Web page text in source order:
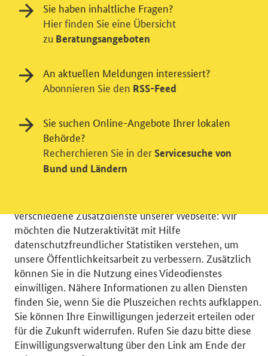
© 2026 Bundesministerium für Wirtschaft und Energie
RSS
Benutzerhinweise
Inhaltsverzeichnis
Impressum
Barrierefreiheit
Datenschutz
Einwilligungsverwaltung
Einwilligung in Tracking und / oder
verschiedene Zusatzdienste unserer Webseite: Wir
möchten die Nutzeraktivität mit Hilfe
datenschutzfreundlicher Statistiken verstehen, um
unsere Öffentlichkeitsarbeit zu verbessern. Zusätzlich
können Sie in die Nutzung eines Videodienstes
einwilligen. Nähere Informationen zu allen Diensten
finden Sie, wenn Sie die Pluszeichen rechts aufklappen.
Sie können Ihre Einwilligungen jederzeit erteilen oder
für die Zukunft widerrufen. Rufen Sie dazu bitte diese
Einwilligungsverwaltung über den Link am Ende der
Sie haben inhaltliche Fragen?
Hier finden Sie eine Übersicht
zu Beratungsangeboten
An aktuellen Meldungen interessiert?
Abonnieren Sie den RSS-Feed
Sie suchen Online-Angebote Ihrer lokalen
Behörde?
Recherchieren Sie in der Servicesuche von
Bund und Ländern